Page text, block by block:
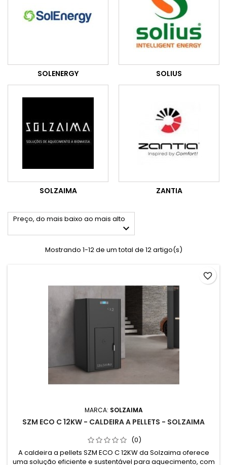
SOLENERGY SOLIUS
SOLZAIMA ZANTIA
Preço, do mais baixo ao mais alto

Mostrando 1-12 de um total de 12 artigo(s)
MARCA: SOLZAIMA
SZM ECO C 12KW - CALDEIRA A PELLETS - SOLZAIMA
(0)
A caldeira a pellets SZM ECO C 12KW da Solzaima oferece
uma solução eficiente e sustentável para aquecimento, com
favorite_border